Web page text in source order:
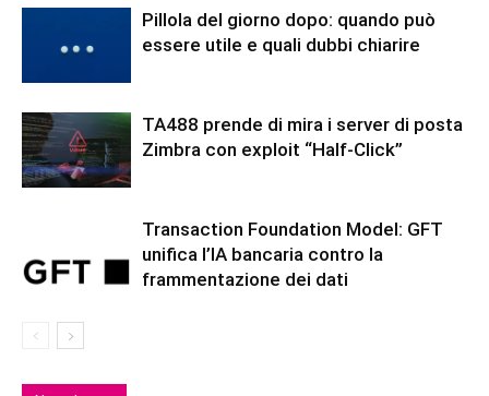
Pillola del giorno dopo: quando può
essere utile e quali dubbi chiarire
TA488 prende di mira i server di posta
Zimbra con exploit “Half-Click”
Transaction Foundation Model: GFT
unifica l’IA bancaria contro la
frammentazione dei dati